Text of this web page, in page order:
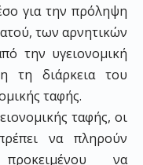
για την πρόληψη
των αρνητικών
την υγειονομική
τη διάρκεια του
ταφής.
ταφής, οι
να πληρούν
να